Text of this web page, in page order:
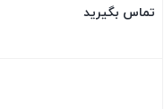
تماس بگیرید